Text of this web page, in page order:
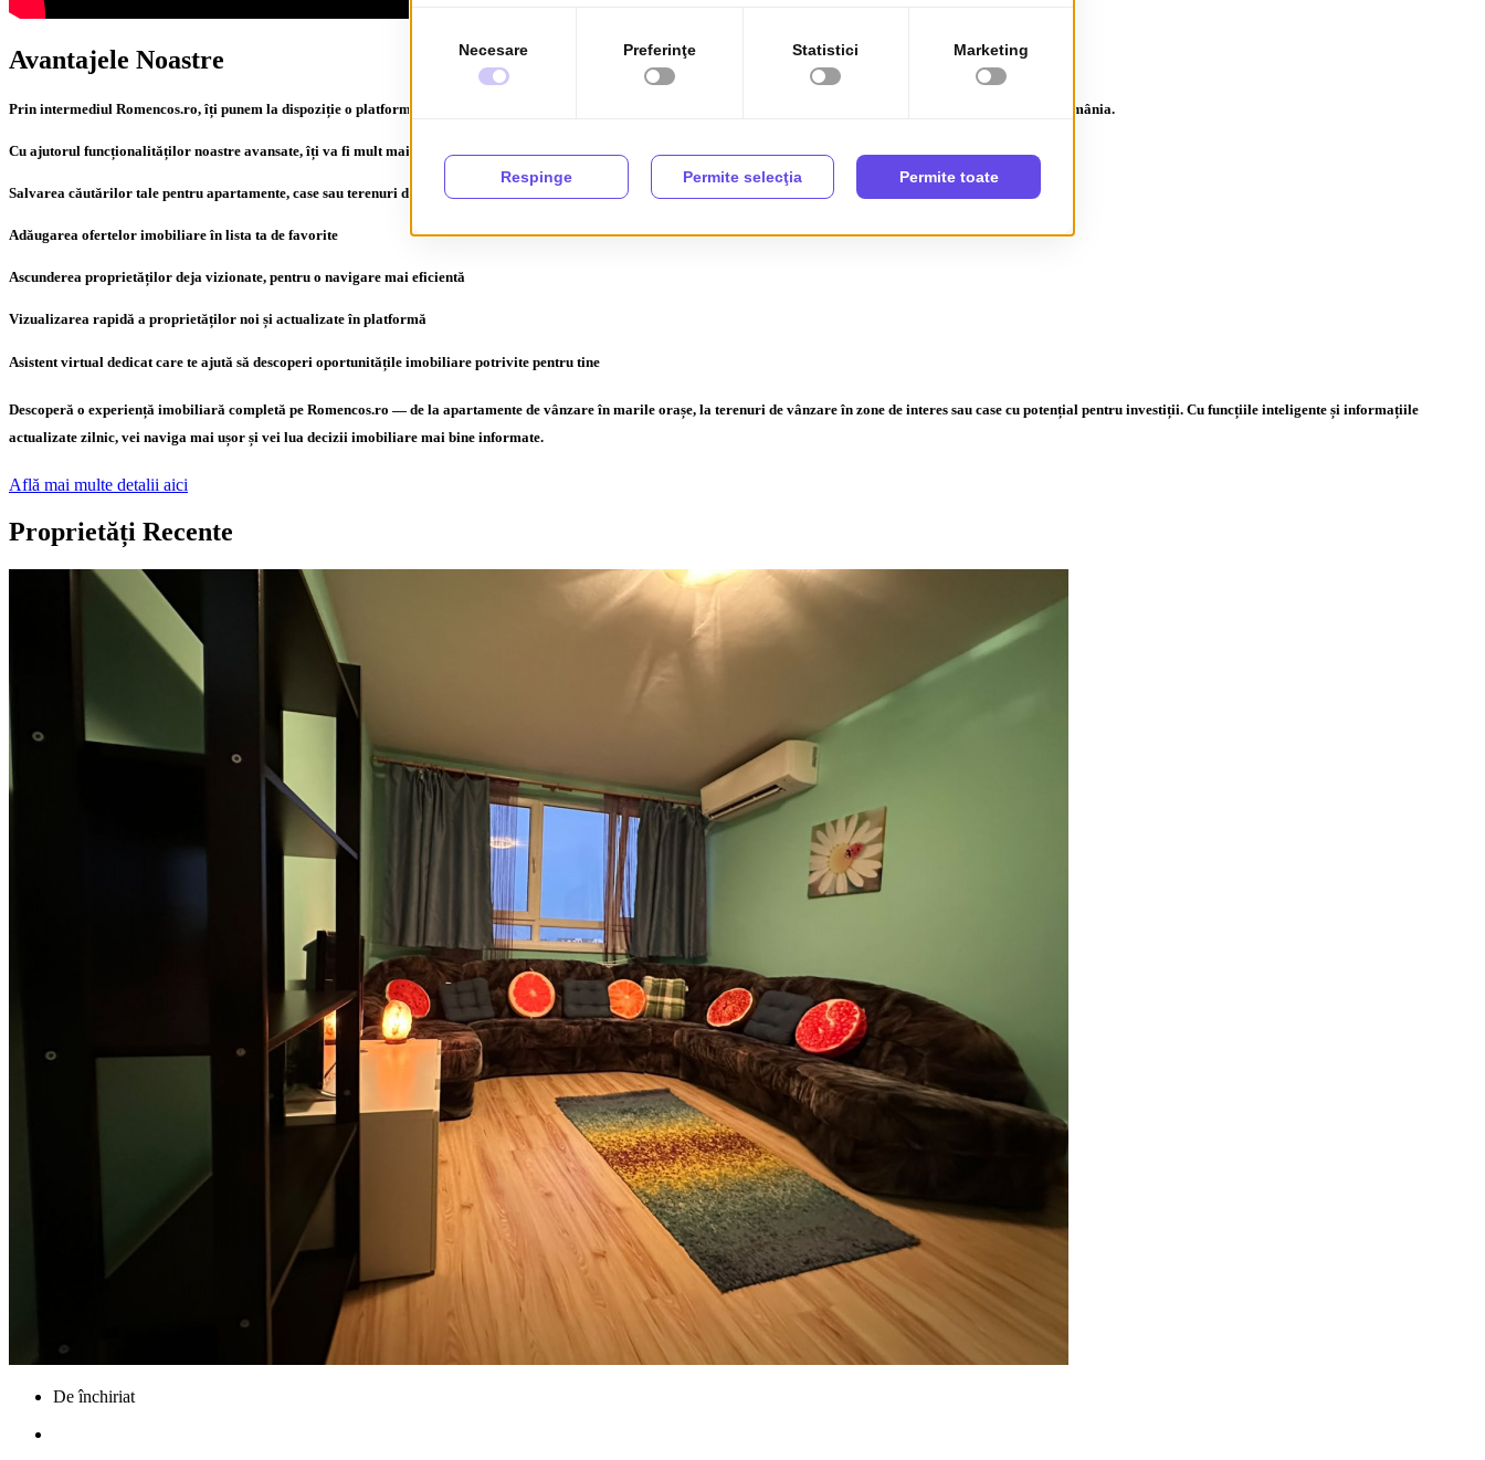
Avantajele Noastre
Prin intermediul Romencos.ro, îți punem la dispoziție o platformă imobiliară modernă și eficientă pentru a cumpăra, vinde sau închiria apartamente, case și terenuri în România.
Cu ajutorul funcționalităților noastre avansate, îți va fi mult mai simplu să găsești rapid proprietatea ideală
Salvarea căutărilor tale pentru apartamente, case sau terenuri de vânzare și închiriere
Adăugarea ofertelor imobiliare în lista ta de favorite
Ascunderea proprietăților deja vizionate, pentru o navigare mai eficientă
Vizualizarea rapidă a proprietăților noi și actualizate în platformă
Asistent virtual dedicat care te ajută să descoperi oportunitățile imobiliare potrivite pentru tine
Descoperă o experiență imobiliară completă pe Romencos.ro — de la apartamente de vânzare în marile orașe, la terenuri de vânzare în zone de interes sau case cu potențial pentru investiții. Cu funcțiile inteligente și informațiile
actualizate zilnic, vei naviga mai ușor și vei lua decizii imobiliare mai bine informate.
Află mai multe detalii aici
Proprietăți Recente
De închiriat